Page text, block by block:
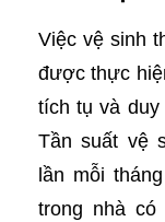
Việc vệ sinh
được thực
tích tụ và
Tần suất vệ
lần mỗi
trong nhà